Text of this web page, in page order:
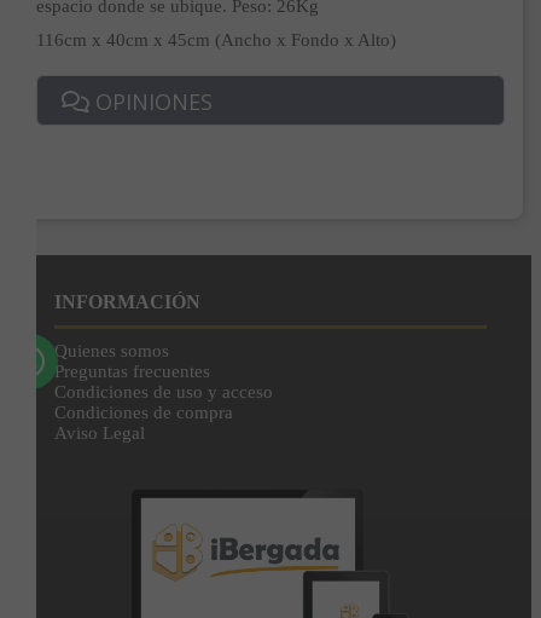
espacio donde se ubique. Peso: 26Kg
116cm x 40cm x 45cm (Ancho x Fondo x Alto)
OPINIONES
Correo*
Enviar
INFORMACIÓN
Quienes somos
Preguntas frecuentes
Condiciones de uso y acceso
Condiciones de compra
Aviso Legal